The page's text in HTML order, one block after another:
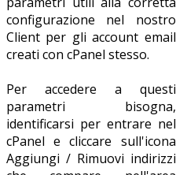
configurazione nel nostro
Client per gli account email
creati con cPanel stesso.
Per accedere a questi
parametri bisogna,
identificarsi per entrare nel
cPanel e cliccare sull'icona
Aggiungi / Rimuovi indirizzi